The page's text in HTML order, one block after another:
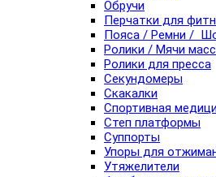
Обручи
Перчатки для
Пояса / Ремни /
Ролики / Мячи
Ролики для пресса
Секундомеры
Скакалки
Спортивная
Степ платформы
Суппорты
Упоры для
Утяжелители